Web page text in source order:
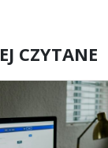
CZYTANE